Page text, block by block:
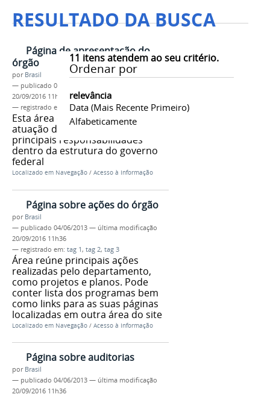
RESULTADO DA BUSCA
11 itens atendem ao seu critério.
Ordenar por
relevância
Data (mais Recente Primeiro)
Alfabeticamente
Página de apresentação do
órgão
por Brasil
— publicado 04/06/2013
20/09/2016 11h36
— registrado em:
tag 1,tag 2 ,tag 3
Esta área deve explicar como é a
atuação do órgão, e quais suas
principais responsabilidades
dentro da estrutura do governo
federal
Localizado em Navegação / Acesso à Informação
Página sobre ações do órgão
por Brasil
— publicado 04/06/2013 — última modificação
20/09/2016 11h36
— registrado em: tag 1, tag 2, tag 3
Área reúne principais ações
realizadas pelo departamento,
como projetos e planos. Pode
conter lista dos programas bem
como links para as suas páginas
localizadas em outra área do site
Localizado em Navegação / Acesso à Informação
Página sobre auditorias
por Brasil
— publicado 04/06/2013 — última modificação
20/09/2016 11h36